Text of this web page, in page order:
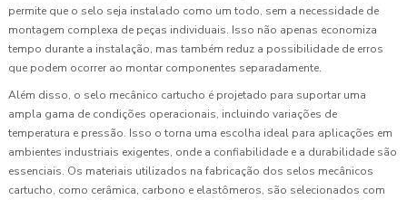
permite que o selo seja instalado como um todo, sem a necessidade de
montagem complexa de peças individuais. Isso não apenas economiza
tempo durante a instalação, mas também reduz a possibilidade de erros
que podem ocorrer ao montar componentes separadamente.
Além disso, o selo mecânico cartucho é projetado para suportar uma
ampla gama de condições operacionais, incluindo variações de
temperatura e pressão. Isso o torna uma escolha ideal para aplicações em
ambientes industriais exigentes, onde a confiabilidade e a durabilidade são
essenciais. Os materiais utilizados na fabricação dos selos mecânicos
cartucho, como cerâmica, carbono e elastômeros, são selecionados com